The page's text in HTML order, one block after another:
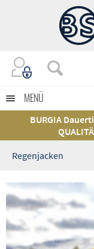
MENÜ
BURGIA
Regenjacken